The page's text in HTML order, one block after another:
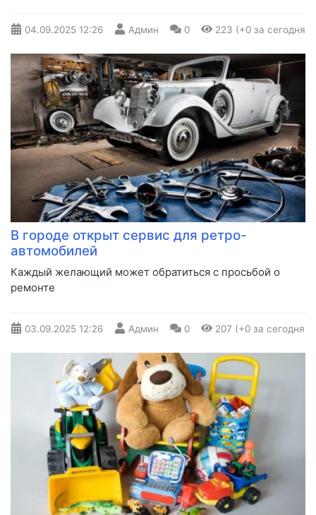
04.09.2025 12:26 Админ 0 223 (+0 за сегодня)
В городе открыт сервис для ретро-
автомобилей
Каждый желающий может обратиться с просьбой о
ремонте
03.09.2025 12:26 Админ 0 207 (+0 за сегодня)